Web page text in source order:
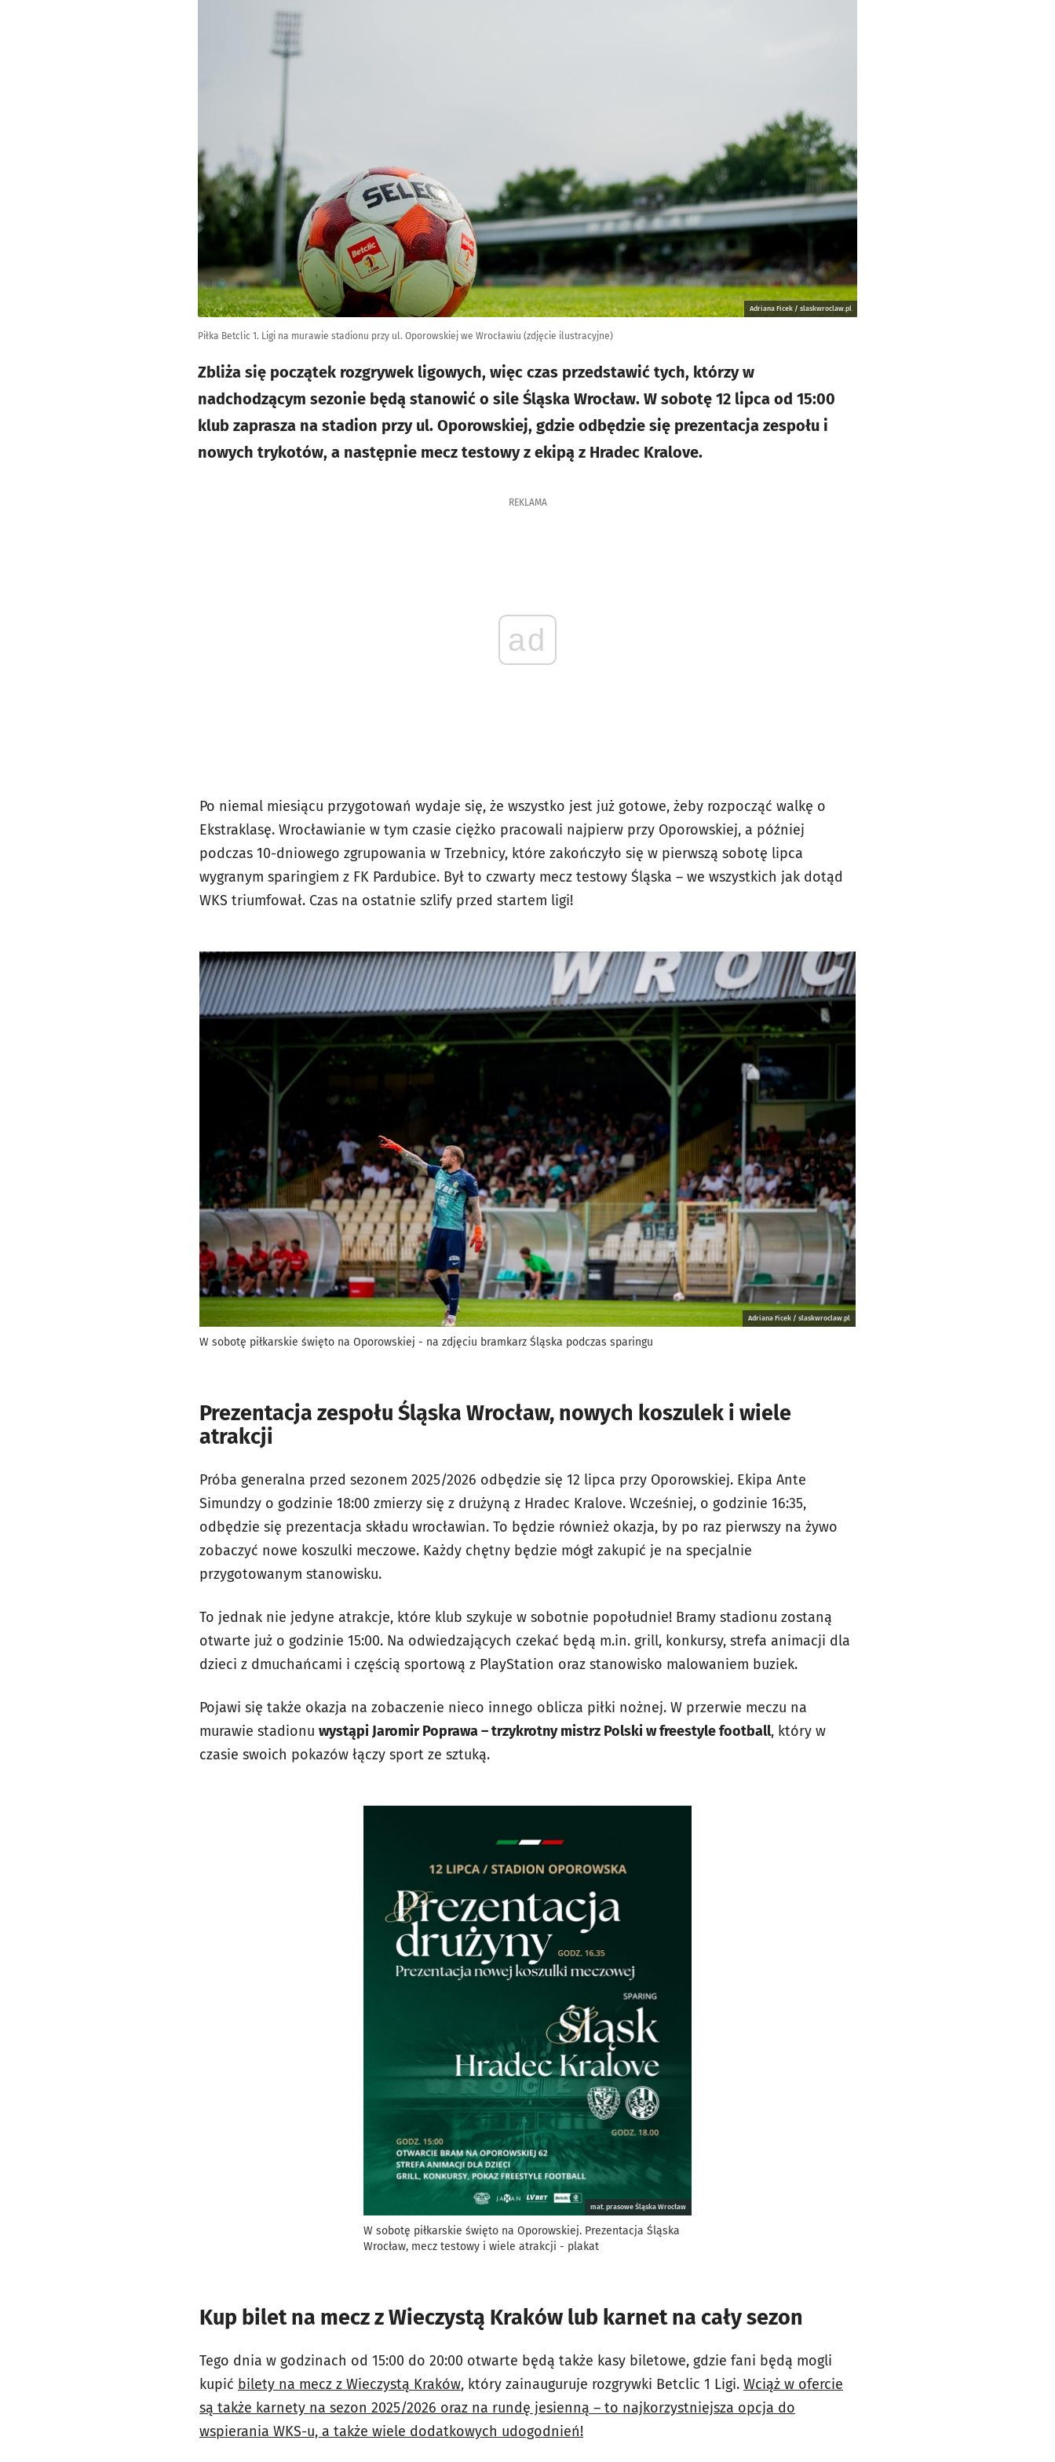
Adriana Ficek / slaskwroclaw.pl
Piłka Betclic 1. Ligi na murawie stadionu przy ul. Oporowskiej we Wrocławiu (zdjęcie ilustracyjne)
Zbliża się początek rozgrywek ligowych, więc czas przedstawić tych, którzy w
nadchodzącym sezonie będą stanowić o sile Śląska Wrocław. W sobotę 12 lipca od 15:00
klub zaprasza na stadion przy ul. Oporowskiej, gdzie odbędzie się prezentacja zespołu i
nowych trykotów, a następnie mecz testowy z ekipą z Hradec Kralove.
REKLAMA
ad
Po niemal miesiącu przygotowań wydaje się, że wszystko jest już gotowe, żeby rozpocząć walkę o
Ekstraklasę. Wrocławianie w tym czasie ciężko pracowali najpierw przy Oporowskiej, a później
podczas 10-dniowego zgrupowania w Trzebnicy, które zakończyło się w pierwszą sobotę lipca
wygranym sparingiem z FK Pardubice. Był to czwarty mecz testowy Śląska – we wszystkich jak dotąd
WKS triumfował. Czas na ostatnie szlify przed startem ligi!
Adriana Ficek / slaskwroclaw.pl
W sobotę piłkarskie święto na Oporowskiej - na zdjęciu bramkarz Śląska podczas sparingu
Prezentacja zespołu Śląska Wrocław, nowych koszulek i wiele
atrakcji
Próba generalna przed sezonem 2025/2026 odbędzie się 12 lipca przy Oporowskiej. Ekipa Ante
Simundzy o godzinie 18:00 zmierzy się z drużyną z Hradec Kralove. Wcześniej, o godzinie 16:35,
odbędzie się prezentacja składu wrocławian. To będzie również okazja, by po raz pierwszy na żywo
zobaczyć nowe koszulki meczowe. Każdy chętny będzie mógł zakupić je na specjalnie
przygotowanym stanowisku.
To jednak nie jedyne atrakcje, które klub szykuje w sobotnie popołudnie! Bramy stadionu zostaną
otwarte już o godzinie 15:00. Na odwiedzających czekać będą m.in. grill, konkursy, strefa animacji dla
dzieci z dmuchańcami i częścią sportową z PlayStation oraz stanowisko malowaniem buziek.
Pojawi się także okazja na zobaczenie nieco innego oblicza piłki nożnej. W przerwie meczu na
murawie stadionu wystąpi Jaromir Poprawa – trzykrotny mistrz Polski w freestyle football, który w
czasie swoich pokazów łączy sport ze sztuką.
mat. prasowe Śląska Wrocław
W sobotę piłkarskie święto na Oporowskiej. Prezentacja Śląska
Wrocław, mecz testowy i wiele atrakcji - plakat
Kup bilet na mecz z Wieczystą Kraków lub karnet na cały sezon
Tego dnia w godzinach od 15:00 do 20:00 otwarte będą także kasy biletowe, gdzie fani będą mogli
kupić bilety na mecz z Wieczystą Kraków, który zainauguruje rozgrywki Betclic 1 Ligi. Wciąż w ofercie
są także karnety na sezon 2025/2026 oraz na rundę jesienną – to najkorzystniejsza opcja do
wspierania WKS-u, a także wiele dodatkowych udogodnień!